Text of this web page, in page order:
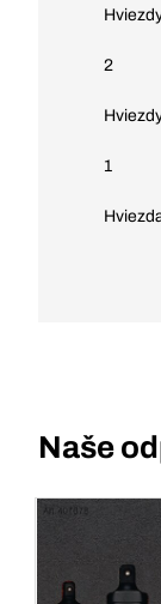
2
1
Naše